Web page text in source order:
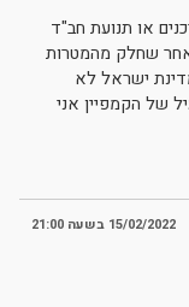
או תנועת חב"ד
אחר שחלק מהמטרות
ישראל לא
של הקמפיין אני
15/02/2022 בשעה 21:00